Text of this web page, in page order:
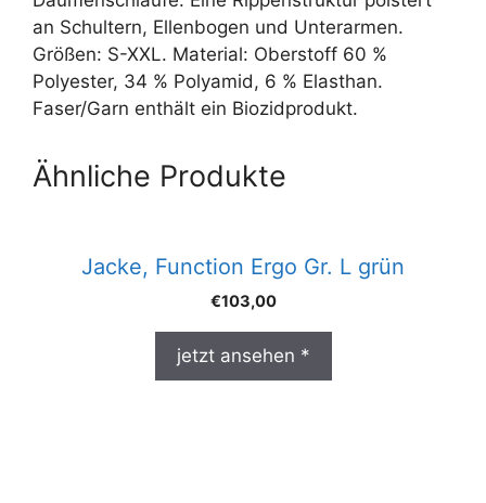
an Schultern, Ellenbogen und Unterarmen.
Größen: S-XXL. Material: Oberstoff 60 %
Polyester, 34 % Polyamid, 6 % Elasthan.
Faser/Garn enthält ein Biozidprodukt.
Ähnliche Produkte
Jacke, Function Ergo Gr. L grün
€103,00
jetzt ansehen *